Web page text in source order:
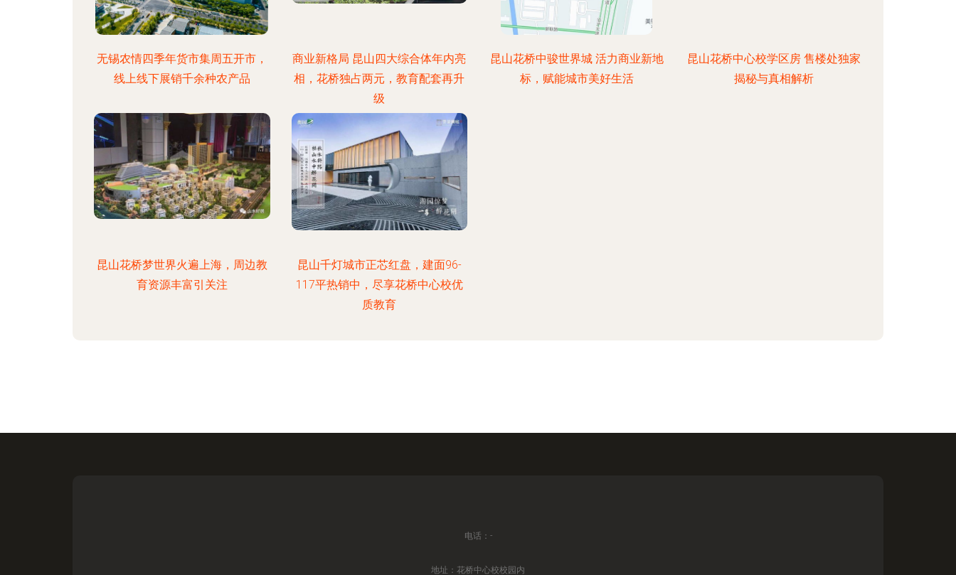
无锡农情四季年货市集周五开市，
线上线下展销千余种农产品
商业新格局 昆山四大综合体年内亮
相，花桥独占两元，教育配套再升
级
昆山花桥中骏世界城 活力商业新地
标，赋能城市美好生活
昆山花桥中心校学区房 售楼处独家
揭秘与真相解析
昆山花桥梦世界火遍上海，周边教
育资源丰富引关注
昆山千灯城市正芯红盘，建面96-
117平热销中，尽享花桥中心校优
质教育
电话：-
地址：花桥中心校校园内